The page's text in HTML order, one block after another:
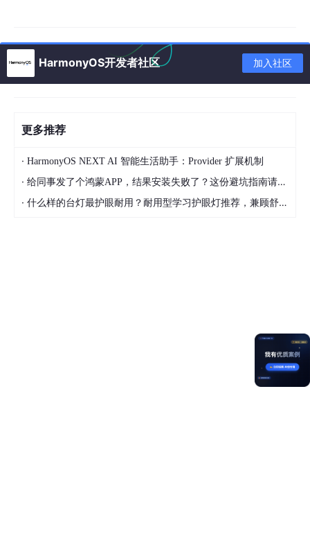
HarmonyOS开发者社区 加入社区
更多推荐
· HarmonyOS NEXT AI 智能生活助手：Provider 扩展机制
· 给同事发了个鸿蒙APP，结果安装失败了？这份避坑指南请收好
· 什么样的台灯最护眼耐用？耐用型学习护眼灯推荐，兼顾舒适与长久使用